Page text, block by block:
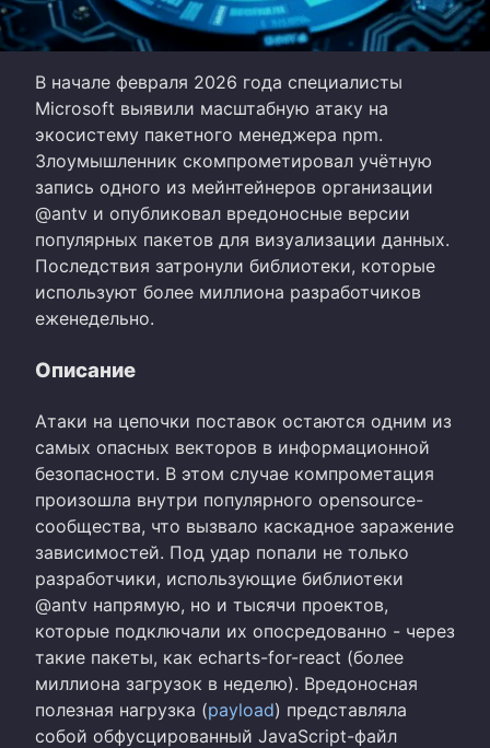
В начале февраля 2026 года специалисты
Microsoft выявили масштабную атаку на
экосистему пакетного менеджера npm.
Злоумышленник скомпрометировал учётную
запись одного из мейнтейнеров организации
@antv и опубликовал вредоносные версии
популярных пакетов для визуализации данных.
Последствия затронули библиотеки, которые
используют более миллиона разработчиков
еженедельно.
Описание
Атаки на цепочки поставок остаются одним из
самых опасных векторов в информационной
безопасности. В этом случае компрометация
произошла внутри популярного opensource-
сообщества, что вызвало каскадное заражение
зависимостей. Под удар попали не только
разработчики, использующие библиотеки
@antv напрямую, но и тысячи проектов,
которые подключали их опосредованно - через
такие пакеты, как echarts-for-react (более
миллиона загрузок в неделю). Вредоносная
полезная нагрузка (payload) представляла
собой обфусцированный JavaScript-файл